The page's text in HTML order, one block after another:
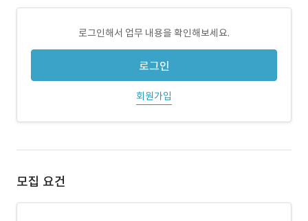
로그인해서 업무 내용을 확인해보세요.
로그인
회원가입
모집 요건